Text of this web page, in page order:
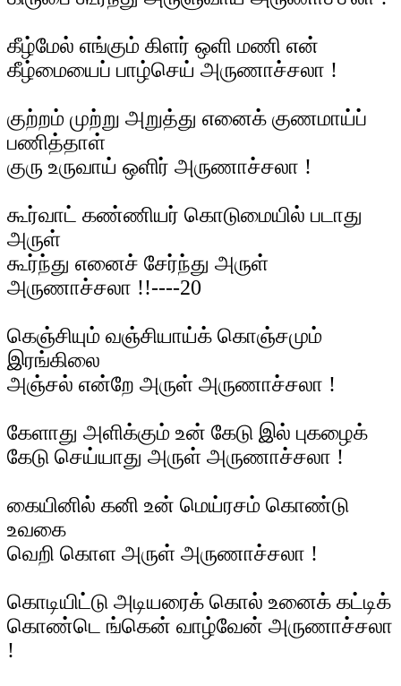
கீழ்மேல் எங்கும் கிளர் ஒளி மணி என்
கீழ்மையைப் பாழ்செய் அருணாச்சலா !
குற்றம் முற்று அறுத்து எனைக் குணமாய்ப்
பணித்தாள்
குரு உருவாய் ஒளிர் அருணாச்சலா !
கூர்வாட் கண்ணியர் கொடுமையில் படாது
அருள்
கூர்ந்து எனைச் சேர்ந்து அருள்
அருணாச்சலா !!----20
கெஞ்சியும் வஞ்சியாய்க் கொஞ்சமும்
இரங்கிலை
அஞ்சல் என்றே அருள் அருணாச்சலா !
கேளாது அளிக்கும் உன் கேடு இல் புகழைக்
கேடு செய்யாது அருள் அருணாச்சலா !
கையினில் கனி உன் மெய்ரசம் கொண்டு
உவகை
வெறி கொள அருள் அருணாச்சலா !
கொடியிட்டு அடியரைக் கொல் உனைக் கட்டிக்
கொண்டெ ங்கென் வாழ்வேன் அருணாச்சலா
!